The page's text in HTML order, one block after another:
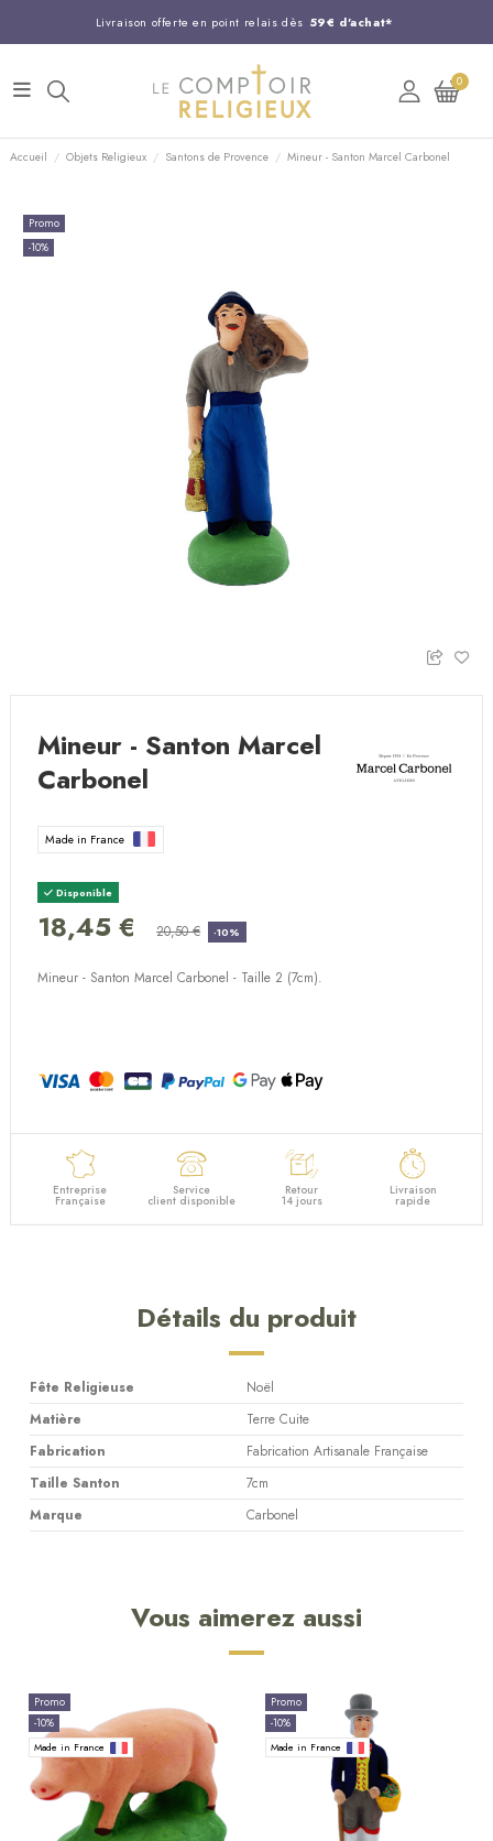
Livraison offerte en point relais dès 59€ d'achat*
Entreprise Française familiale
Support client disponible au 03 20 24 74 15
Commandez avant 14H, expédition le jour même !
0
Accueil Objets Religieux Santons de Provence Mineur - Santon Marcel Carbonel
Promo
-10%
Mineur - Santon Marcel
Carbonel
Made in France
Disponible
18,45 € 20,50 € -10%
Mineur - Santon Marcel Carbonel - Taille 2 (7cm).
Entreprise
Française
Service
client disponible
Retour
14 jours
Livraison
rapide
Détails du produit
Fête Religieuse
Noël
Matière
Terre Cuite
Fabrication
Fabrication Artisanale Française
Taille Santon
7cm
Marque
Carbonel
Vous aimerez aussi
Promo
-10%
Made in France
Promo
-10%
Made in France